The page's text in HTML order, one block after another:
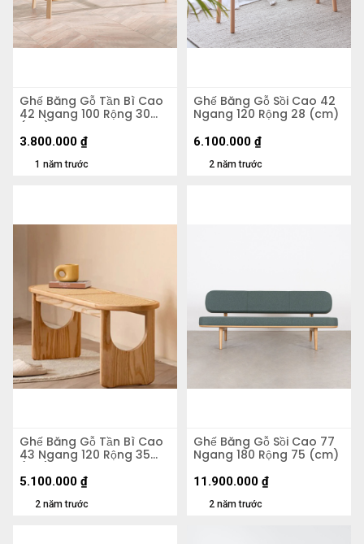
Ghế Băng Gỗ Tần Bì Cao
42 Ngang 100 Rộng 30
(cm)
1 năm trước
3.800.000 ₫
Ghế Băng Gỗ Sồi Cao 42
Ngang 120 Rộng 28 (cm)
2 năm trước
6.100.000 ₫
Ghế Băng Gỗ Tần Bì Cao
43 Ngang 120 Rộng 35
(cm)
2 năm trước
5.100.000 ₫
Ghế Băng Gỗ Sồi Cao 77
Ngang 180 Rộng 75 (cm)
2 năm trước
11.900.000 ₫